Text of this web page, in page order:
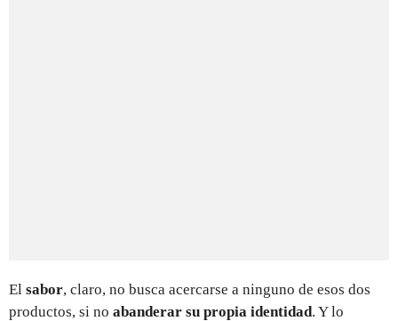
El sabor, claro, no busca acercarse a ninguno de esos dos
productos, si no abanderar su propia identidad. Y lo